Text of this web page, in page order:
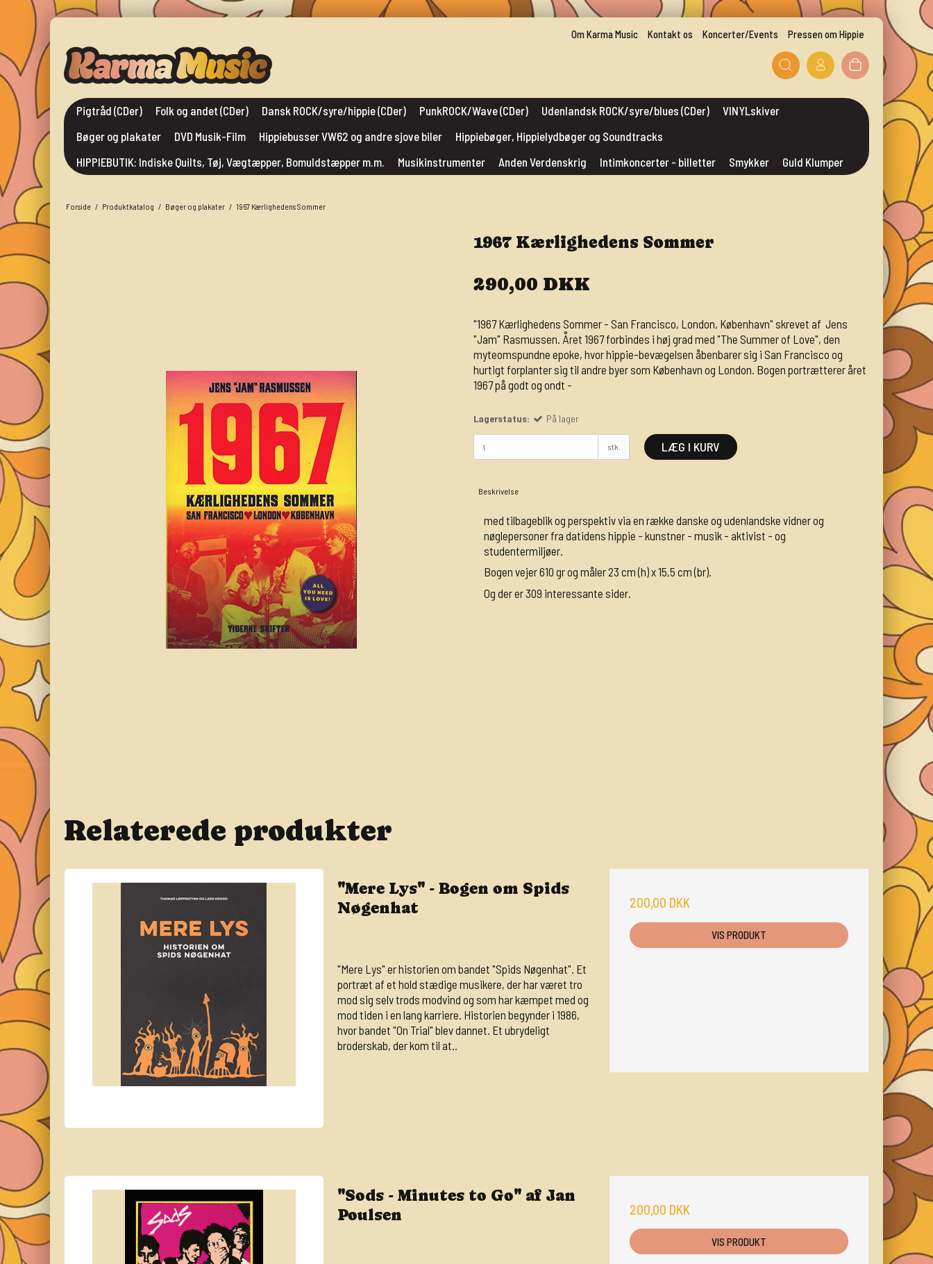
Om Karma Music Kontakt os Koncerter/Events Pressen om Hippie
Pigtråd (CDer) Folk og andet (CDer) Dansk ROCK/syre/hippie (CDer) PunkROCK/Wave (CDer) Udenlandsk ROCK/syre/blues (CDer)
VINYLskiver
Bøger og plakater
DVD Musik-Film Hippiebusser VW62 og andre sjove biler
Hippiebøger, Hippielydbøger og Soundtracks
HIPPIEBUTIK: Indiske Quilts, Tøj, Vægtæpper, Bomuldstæpper m.m.
Musikinstrumenter Anden Verdenskrig Intimkoncerter - billetter Smykker Guld Klumper
Forside / Produktkatalog / Bøger og plakater / 1967 Kærlighedens Sommer
1967 Kærlighedens Sommer
290,00 DKK
"1967 Kærlighedens Sommer - San Francisco, London, København" skrevet af Jens
"Jam" Rasmussen. Året 1967 forbindes i høj grad med "The Summer of Love", den
myteomspundne epoke, hvor hippie-bevægelsen åbenbarer sig i San Francisco og
hurtigt forplanter sig til andre byer som København og London. Bogen portrætterer året
1967 på godt og ondt -
Lagerstatus: På lager
stk. LÆG I KURV
Beskrivelse
med tilbageblik og perspektiv via en række danske og udenlandske vidner og
nøglepersoner fra datidens hippie - kunstner - musik - aktivist - og
studentermiljøer.
Bogen vejer 610 gr og måler 23 cm (h) x 15,5 cm (br).
Og der er 309 interessante sider.
Relaterede produkter
"Mere Lys" - Bogen om Spids
Nøgenhat
"Mere Lys" er historien om bandet "Spids Nøgenhat". Et
portræt af et hold stædige musikere, der har været tro
mod sig selv trods modvind og som har kæmpet med og
mod tiden i en lang karriere. Historien begynder i 1986,
hvor bandet "On Trial" blev dannet. Et ubrydeligt
broderskab, der kom til at..
200,00 DKK
VIS PRODUKT
"Sods - Minutes to Go" af Jan
Poulsen
200,00 DKK
VIS PRODUKT